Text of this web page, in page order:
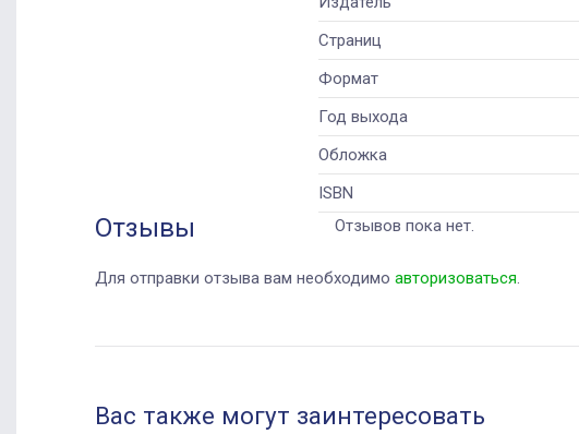
Страниц
Формат
Год выхода
Обложка
ISBN
Отзывы Отзывов пока нет.
Для отправки отзыва вам необходимо авторизоваться.
Вас также могут заинтересовать